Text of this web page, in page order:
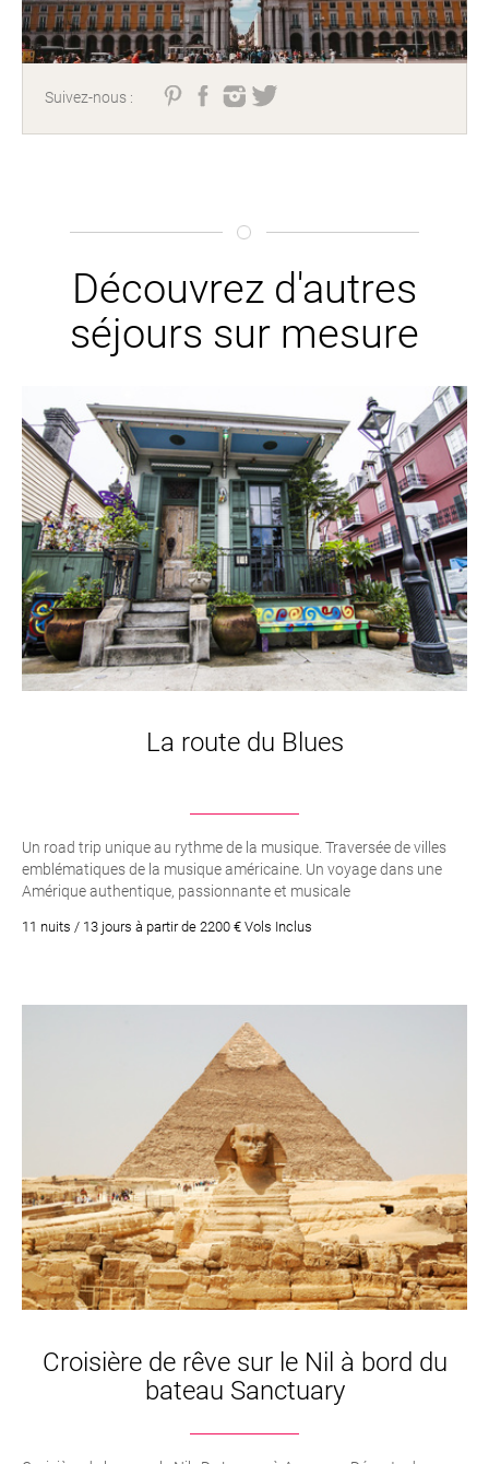
Suivez-nous :
Découvrez d'autres
séjours sur mesure
La route du Blues
Un road trip unique au rythme de la musique. Traversée de villes
emblématiques de la musique américaine. Un voyage dans une
Amérique authentique, passionnante et musicale
11 nuits / 13 jours à partir de 2200 € Vols Inclus
Croisière de rêve sur le Nil à bord du
bateau Sanctuary